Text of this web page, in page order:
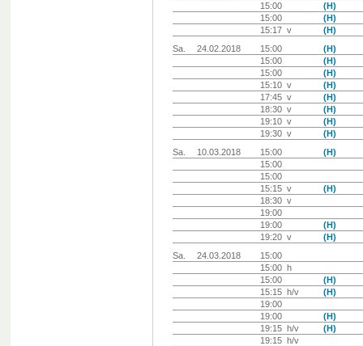
15:00
(H)
15:00
(H)
15:17 v
(H)
Sa.
24.02.2018 15:00
(H)
15:00
(H)
15:00
(H)
15:10 v
(H)
17:45 v
(H)
18:30 v
(H)
19:10 v
(H)
19:30 v
(H)
Sa.
10.03.2018 15:00
(H)
15:00
15:00
15:15 v
(H)
18:30 v
19:00
19:00
(H)
19:20 v
(H)
Sa.
24.03.2018
15:00
15:00 h
15:00
(H)
15:15 h/v
(H)
19:00
19:00
(H)
19:15 h/v
(H)
19:15 h/v